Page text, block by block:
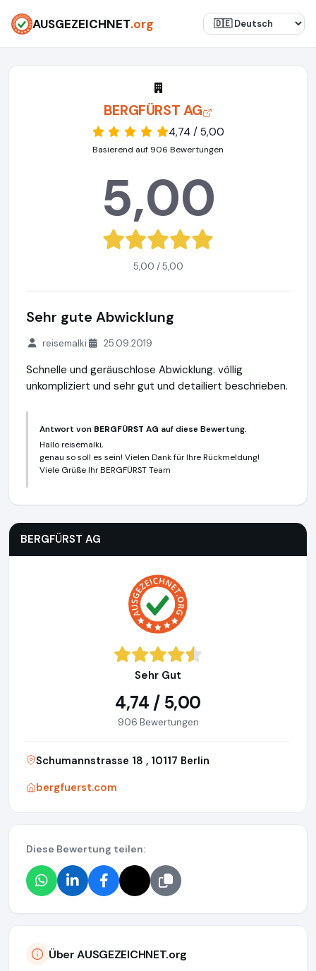
AUSGEZEICHNET.org
BERGFÜRST AG
4,74 / 5,00
Basierend auf 906 Bewertungen
5,00
5,00 / 5,00
Sehr gute Abwicklung
reisemalki 25.09.2019
Schnelle und geräuschlose Abwicklung. völlig
unkompliziert und sehr gut und detailiert beschrieben.
Antwort von BERGFÜRST AG auf diese Bewertung.
Hallo reisemalki,
genau so soll es sein! Vielen Dank für Ihre Rückmeldung!
Viele Grüße Ihr BERGFÜRST Team
BERGFÜRST AG
Sehr Gut
4,74 / 5,00
906 Bewertungen
Schumannstrasse 18 , 10117 Berlin
bergfuerst.com
Diese Bewertung teilen:
Über AUSGEZEICHNET.org